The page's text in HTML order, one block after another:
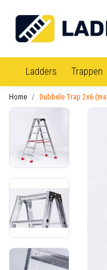
Ladders Trappen
Home Dubbele Trap 2x6